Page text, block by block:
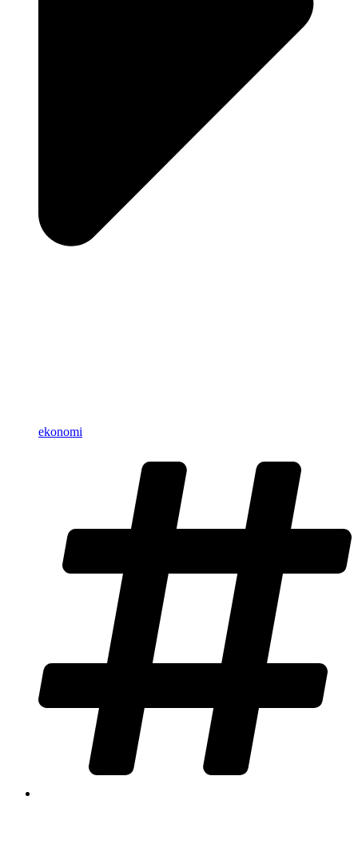
ekonomi